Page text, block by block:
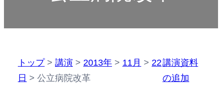
トップ> 講演 > 2013年 > 11月 > 22
日 > 公立病院改革
講演資料
の追加